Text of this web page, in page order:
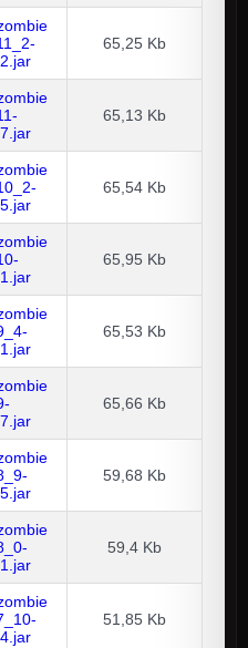
65,25 Kb
65,13 Kb
65,54 Kb
65,95 Kb
65,53 Kb
65,66 Kb
59,68 Kb
59,4 Kb
51,85 Kb